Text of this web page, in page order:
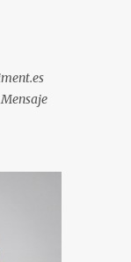
por
hace
muy